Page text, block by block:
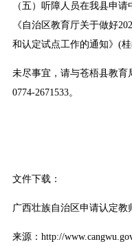
（五）听障人员在我县申
《自治区教育厅关于做好
和认定试点工作的通知》(桂
未尽事宜，请与苍梧县教育
0774-2671533。
文件下载：
广西壮族自治区申请认定教
来源：http://